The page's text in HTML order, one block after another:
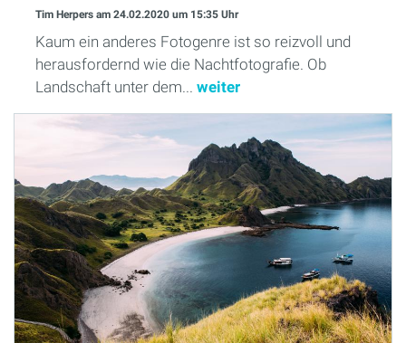
Tim Herpers am 24.02.2020 um 15:35 Uhr
Kaum ein anderes Fotogenre ist so reizvoll und
herausfordernd wie die Nachtfotografie. Ob
Landschaft unter dem... weiter